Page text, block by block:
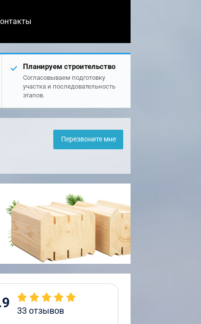
Планируем строительство
Согласовываем подготовку
участка и последовательность
этапов.
Перезвоните мне
33 отзывов